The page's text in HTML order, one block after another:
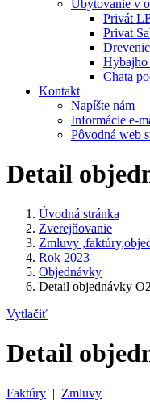
Ubytovanie v
Privát
Privat
Hybajho
Chata
Kontakt
Napíšte nám
Informácie e-
Pôvodná web
Detail
Úvodná stránka
Zverejňovanie
Zmluvy
Rok 2023
Objednávky
Detail objednávky
Vytlačiť
Detail
Faktúry | Zmluvy